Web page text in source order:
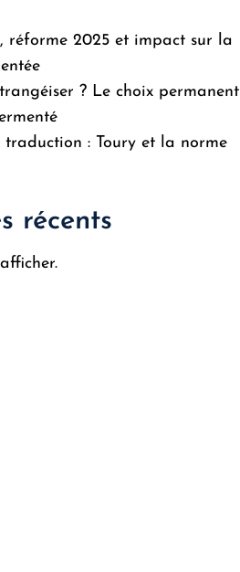
réforme 2025 et impact sur la
? Le choix permanent
traduction : Toury et la norme
récents